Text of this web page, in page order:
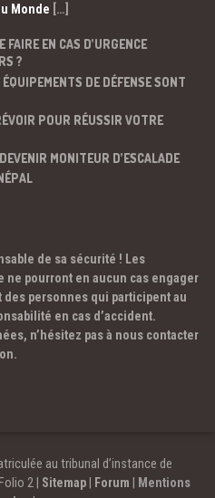
Monde […]
EN CAS D’URGENCE
?
DE DÉFENSE SONT
POUR RÉUSSIR VOTRE
MONITEUR D’ESCALADE
de sa sécurité ! Les
pourront en aucun cas engager
personnes qui participent au
en cas d’accident.
n’hésitez pas à nous contacter
au tribunal d’instance de
2 | Sitemap| Forum
Mentions